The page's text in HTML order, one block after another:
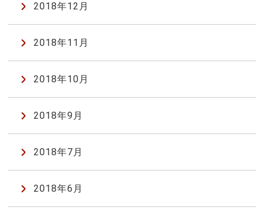
2018年12月
2018年11月
2018年10月
2018年9月
2018年7月
2018年6月